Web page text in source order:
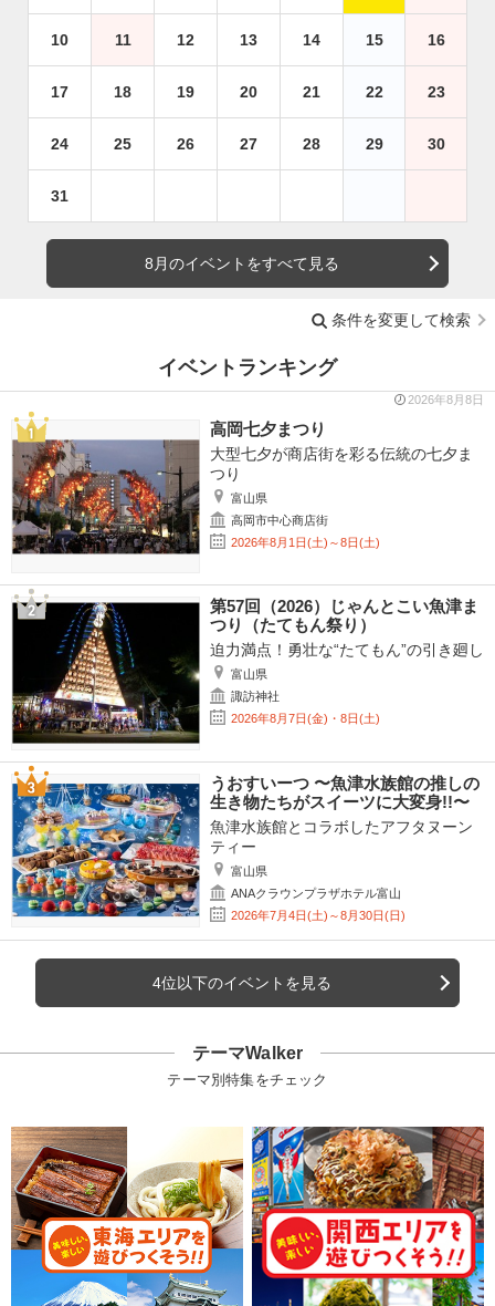
10 11 12 13 14 15 16
17 18 19 20 21 22 23
24 25 26 27 28 29 30
31
8月のイベントをすべて見る
条件を変更して検索
イベントランキング
2026年8月8日
高岡七夕まつり
大型七夕が商店街を彩る伝統の七夕ま
つり
富山県
高岡市中心商店街
2026年8月1日(土)～8日(土)
第57回（2026）じゃんとこい魚津ま
つり（たてもん祭り）
迫力満点！勇壮な“たてもん”の引き廻し
富山県
諏訪神社
2026年8月7日(金)・8日(土)
うおすいーつ 〜魚津水族館の推しの
生き物たちがスイーツに大変身!!〜
魚津水族館とコラボしたアフタヌーン
ティー
富山県
ANAクラウンプラザホテル富山
2026年7月4日(土)～8月30日(日)
4位以下のイベントを見る
テーマWalker
テーマ別特集をチェック